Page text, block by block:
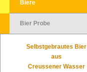
Biere
Bier Probe
Selbstgebrautes Bier
aus
Creussener Wasser